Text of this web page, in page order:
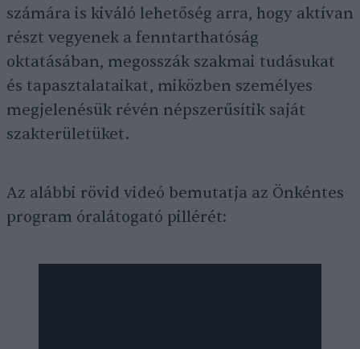
számára is kiváló lehetőség arra, hogy aktívan
részt vegyenek a fenntarthatóság
oktatásában, megosszák szakmai tudásukat
és tapasztalataikat, miközben személyes
megjelenésük révén népszerűsítik saját
szakterületüket.
Az alábbi rövid videó bemutatja az Önkéntes
program óralátogató pillérét: